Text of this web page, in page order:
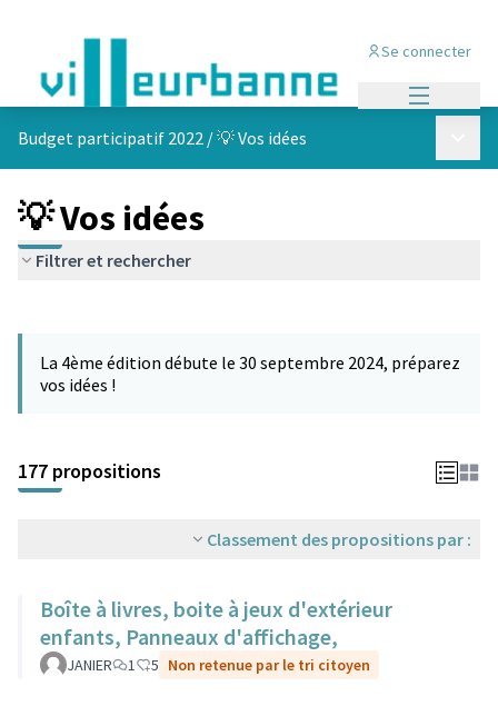
Se connecter
Budget participatif 2022 /💡 Vos idées
💡 Vos idées
Filtrer et rechercher
−
La 4ème édition débute le 30 septembre 2024, préparez
vos idées !
177 propositions
Classement des propositions par :
Boîte à livres, boite à jeux d'extérieur
enfants, Panneaux d'affichage,
JANIER 1 5 Non retenue par le tri citoyen